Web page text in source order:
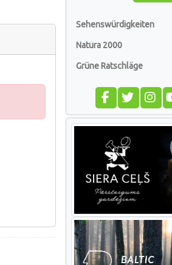
Sehenswürdigkeiten
Natura 2000
Grüne Ratschläge